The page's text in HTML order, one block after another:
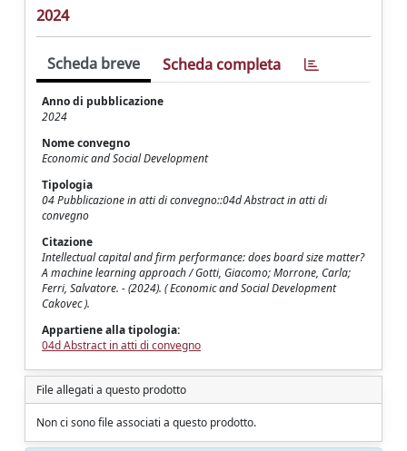
2024
Scheda breve Scheda completa
Anno di pubblicazione
2024
Nome convegno
Economic and Social Development
Tipologia
04 Pubblicazione in atti di convegno::04d Abstract in atti di
convegno
Citazione
Intellectual capital and firm performance: does board size matter?
A machine learning approach / Gotti, Giacomo; Morrone, Carla;
Ferri, Salvatore. - (2024). ( Economic and Social Development
Cakovec ).
Appartiene alla tipologia:
04d Abstract in atti di convegno
File allegati a questo prodotto
Non ci sono file associati a questo prodotto.